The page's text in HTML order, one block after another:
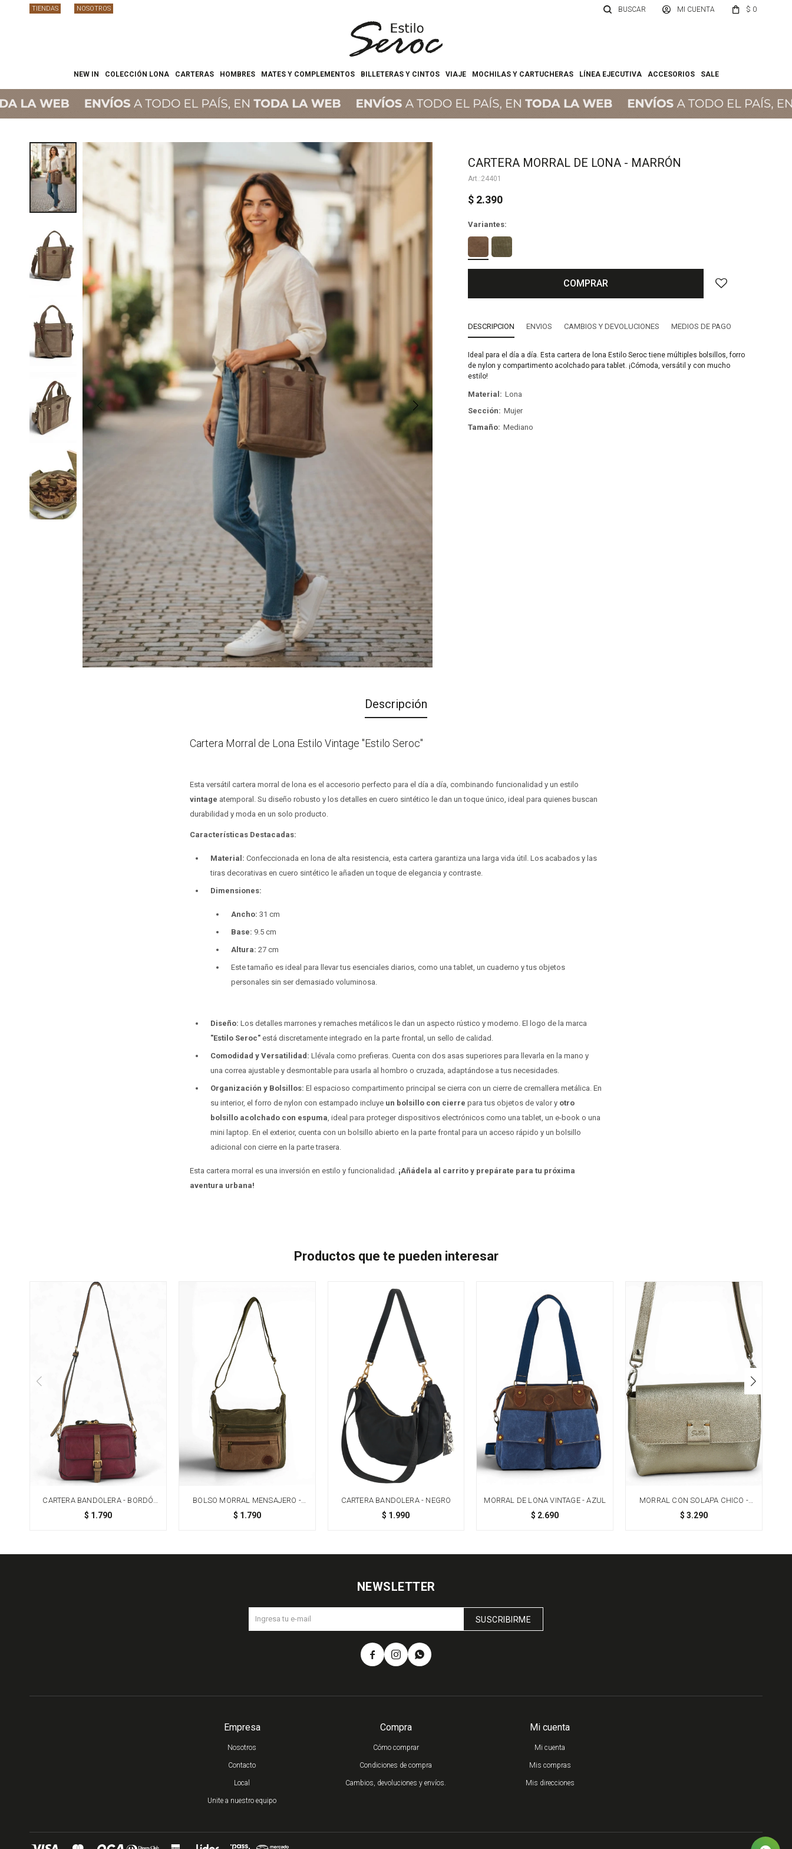
NEW IN COLECCIÓN LONA CARTERAS HOMBRES MATES Y COMPLEMENTOS BILLETERAS Y CINTOS VIAJE MOCHILAS Y CARTUCHERAS LÍNEA EJECUTIVA ACCESORIOS SALE
$ 0
TIENDAS NOSOTROS
CARTERA MORRAL DE LONA - MARRÓN
24401
$ 2.390
Variantes:
COMPRAR
DESCRIPCION ENVIOS CAMBIOS Y DEVOLUCIONES MEDIOS DE PAGO
Ideal para el día a día. Esta cartera de lona Estilo Seroc tiene múltiples bolsillos, forro
de nylon y compartimento acolchado para tablet. ¡Cómoda, versátil y con mucho
estilo!
Material
Lona
Sección
Mujer
Tamaño
Mediano
Descripción
Cartera Morral de Lona Estilo Vintage "Estilo Seroc"
Esta versátil cartera morral de lona es el accesorio perfecto para el día a día, combinando funcionalidad y un estilo
vintage atemporal. Su diseño robusto y los detalles en cuero sintético le dan un toque único, ideal para quienes buscan
durabilidad y moda en un solo producto.
Características Destacadas:
Material: Confeccionada en lona de alta resistencia, esta cartera garantiza una larga vida útil. Los acabados y las
tiras decorativas en cuero sintético le añaden un toque de elegancia y contraste.
Dimensiones:
Ancho: 31 cm
Base: 9.5 cm
Altura: 27 cm
Este tamaño es ideal para llevar tus esenciales diarios, como una tablet, un cuaderno y tus objetos
personales sin ser demasiado voluminosa.
Diseño: Los detalles marrones y remaches metálicos le dan un aspecto rústico y moderno. El logo de la marca
"Estilo Seroc" está discretamente integrado en la parte frontal, un sello de calidad.
Comodidad y Versatilidad: Llévala como prefieras. Cuenta con dos asas superiores para llevarla en la mano y
una correa ajustable y desmontable para usarla al hombro o cruzada, adaptándose a tus necesidades.
Organización y Bolsillos: El espacioso compartimento principal se cierra con un cierre de cremallera metálica. En
su interior, el forro de nylon con estampado incluye un bolsillo con cierre para tus objetos de valor y otro
bolsillo acolchado con espuma, ideal para proteger dispositivos electrónicos como una tablet, un e-book o una
mini laptop. En el exterior, cuenta con un bolsillo abierto en la parte frontal para un acceso rápido y un bolsillo
adicional con cierre en la parte trasera.
Esta cartera morral es una inversión en estilo y funcionalidad. ¡Añádela al carrito y prepárate para tu próxima
aventura urbana!
Productos que te pueden interesar
CARTERA BANDOLERA - BORDÓ
CON BEIGE
$ 1.790
BOLSO MORRAL MENSAJERO -
VERDE
$ 1.790
CARTERA BANDOLERA - NEGRO
$ 1.990
MORRAL DE LONA VINTAGE - AZUL
$ 2.690
MORRAL CON SOLAPA CHICO -
CHAMPAGNE
$ 3.290
Empresa
Nosotros
Contacto
Local
Unite a nuestro equipo
Compra
Cómo comprar
Condiciones de compra
Cambios, devoluciones y envíos.
Mi cuenta
Mi cuenta
Mis compras
Mis direcciones
NEWSLETTER
SUSCRIBIRME
  